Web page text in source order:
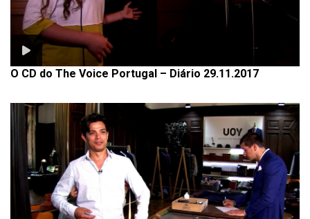
O CD do The Voice Portugal – Diário 29.11.2017